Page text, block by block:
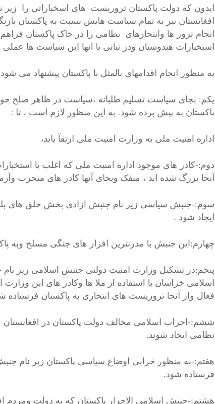
ایدون که دولت پاکستان تروریست های اسخباراتی را زیر
افغانستان نیز به تمام سیاست هایش نسبت به پاکستان
انجام ترور ها وانتحارهای نظامی را در خاک پاکستان
استخبارات هندوستان ودر تبانی با انها این سیاست ها
به منظور انجام اقدامهای بالمثل با پاکستان پیشنهاد می
یکم: بجای سیاست تسلیم طلبانه ،سیاست در ظاهر صلح
پاکستان به پیش برده شود. به این منظور لازم است ، تا :
اداره امنیت ملی به وزارت امنیت ملی ارتقآ یابد،
دوم:‫-‬کادر های موجود اداره امنیت ملی که اغلب با
آنجا بزرگ شده اند ، منفک وبجای آنها کادر های متجرب
سوم:‫-‬جنبش سیاسی زیر نام جنبش ازادی بخش خلق های
ایجاد شود .
چهارم:‌این جنبش با مدرنترین افزار های جنگی مسلح وبه
پنجم:در تشکیل وزارت امنیت دولتی جنبش اسلامی زیر
اسلامی خراسان با استفاده از ملا ها وکادر های این
فعال واز آنجا تروریست های انتحاری به پاکستان فرستاده
ششم:‫-‬احزاب اسلامی مخالف دولت پاکستان در افغانستان
نظامی ایجاد شوند.
هفتم:‫-‬به منظور خرابی اوضاع سیاسی پاکستان زیر نام
فرستاده شود.
هشتم:‫-‬جنبش اسلامی الاحرار پاکستان که به دولت ومردم